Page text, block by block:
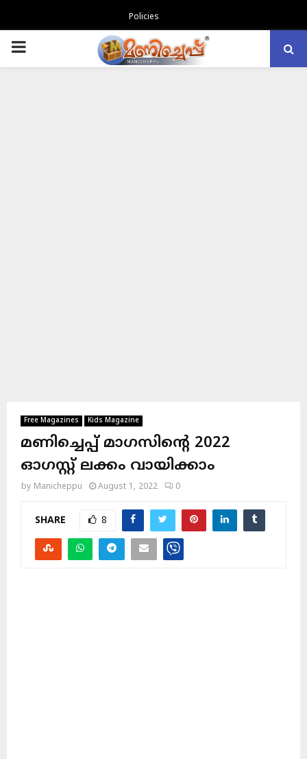
Policies
PRIMARY
Free Magazines Kids Magazine
മണിച്ചെപ്പ് മാഗസിന്റെ 2022
ഓഗസ്റ്റ് ലക്കം വായിക്കാം
by Manicheppu August 1, 2022 0
SHARE 8